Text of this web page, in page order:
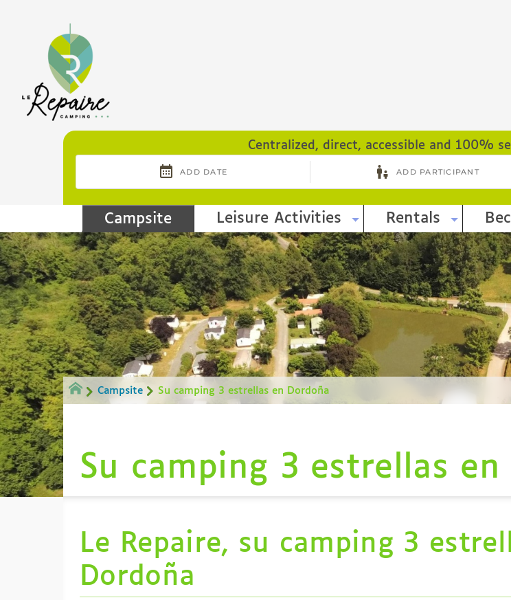
Centralized, direct, accessible and 100%
Campsite Leisure Activities Rentals
Campsite Su camping 3 estrellas en Dordoña
Su camping 3 estrellas en
Le Repaire, su camping 3
Dordoña